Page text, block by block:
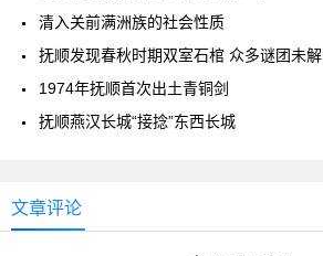
清入关前满洲族的社会性质
抚顺发现春秋时期双室石棺 众多谜团未解
1974年抚顺首次出土青铜剑
抚顺燕汉长城“接捻”东西长城
文章评论